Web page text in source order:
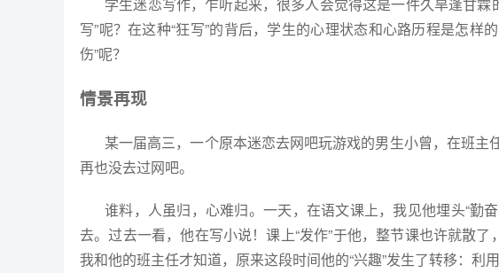
写”呢？在这种“狂写”的背后，学生的心理状态和心路历程是怎样
伤”呢？
情景再现
某一届高三，一个原本迷恋去网吧玩游戏的男生小曾，在班主
再也没去过网吧。
谁料，人虽归，心难归。一天，在语文课上，我见他埋头“勤
去。过去一看，他在写小说！课上“发作”于他，整节课也许就散
我和他的班主任才知道，原来这段时间他的“兴趣”发生了转移：利